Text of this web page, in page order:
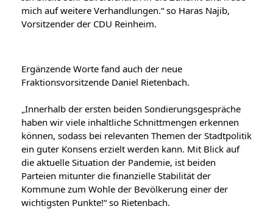
mich auf weitere Verhandlungen.“ so Haras Najib,
Vorsitzender der CDU Reinheim.
Ergänzende Worte fand auch der neue
Fraktionsvorsitzende Daniel Rietenbach.
„Innerhalb der ersten beiden Sondierungsgespräche
haben wir viele inhaltliche Schnittmengen erkennen
können, sodass bei relevanten Themen der Stadtpolitik
ein guter Konsens erzielt werden kann. Mit Blick auf
die aktuelle Situation der Pandemie, ist beiden
Parteien mitunter die finanzielle Stabilität der
Kommune zum Wohle der Bevölkerung einer der
wichtigsten Punkte!“ so Rietenbach.